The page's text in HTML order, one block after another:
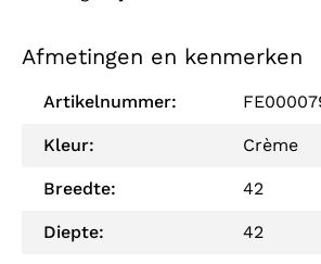
Afmetingen en kenmerken
Artikelnummer:
Kleur: Crème
Breedte: 42
Diepte: 42